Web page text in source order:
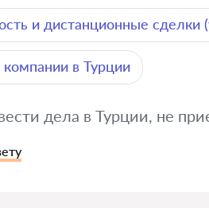
и дистанционные сделки
в Турции
дела в Турции, не